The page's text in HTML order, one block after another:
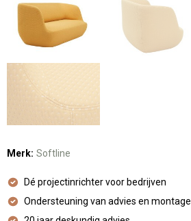
Merk: Softline
Dé projectinrichter voor bedrijven
Ondersteuning van advies en montage